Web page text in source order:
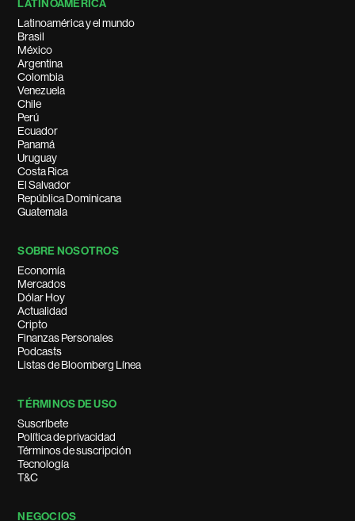
LATINOAMÉRICA
Latinoamérica y el mundo
Brasil
México
Argentina
Colombia
Venezuela
Chile
Perú
Ecuador
Panamá
Uruguay
Costa Rica
El Salvador
República Dominicana
Guatemala
SOBRE NOSOTROS
Economía
Mercados
Dólar Hoy
Actualidad
Cripto
Finanzas Personales
Podcasts
Listas de Bloomberg Línea
TÉRMINOS DE USO
Suscríbete
Política de privacidad
Términos de suscripción
Tecnología
T&C
NEGOCIOS